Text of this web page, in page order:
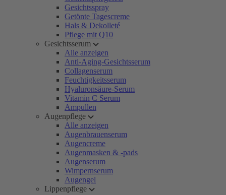
Gesichtsspray
Getönte Tagescreme
Hals & Dekolleté
Pflege mit Q10
Gesichtsserum
Alle anzeigen
Anti-Aging-Gesichtsserum
Collagenserum
Feuchtigkeitsserum
Hyaluronsäure-Serum
Vitamin C Serum
Ampullen
Augenpflege
Alle anzeigen
Augenbrauenserum
Augencreme
Augenmasken & -pads
Augenserum
Wimpernserum
Augengel
Lippenpflege